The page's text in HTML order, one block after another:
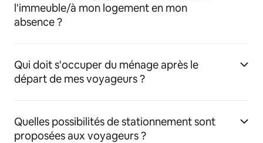
l'immeuble/à mon logement en mon
absence ?
Qui doit s'occuper du ménage après le
départ de mes voyageurs ?
Quelles possibilités de stationnement sont
proposées aux voyageurs ?